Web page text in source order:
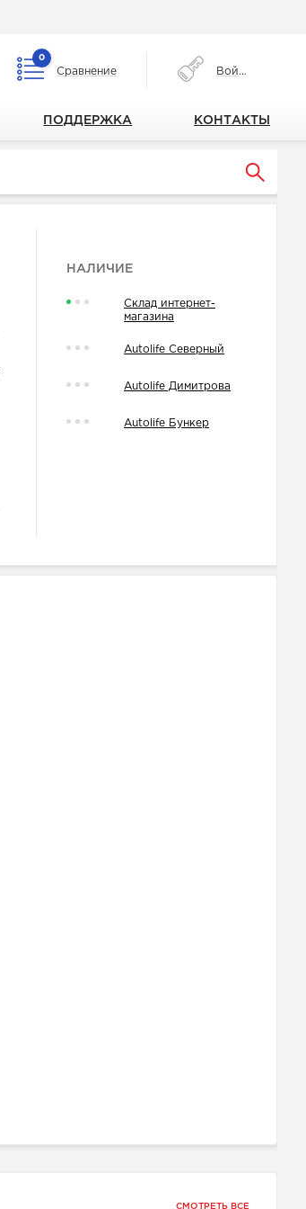
0
Сравнение Войти
ПОДДЕРЖКА КОНТАКТЫ
НАЛИЧИЕ
Склад интернет-
магазина
Autolife Северный
Autolife Димитрова
Autolife Бункер
СМОТРЕТЬ ВСЕ